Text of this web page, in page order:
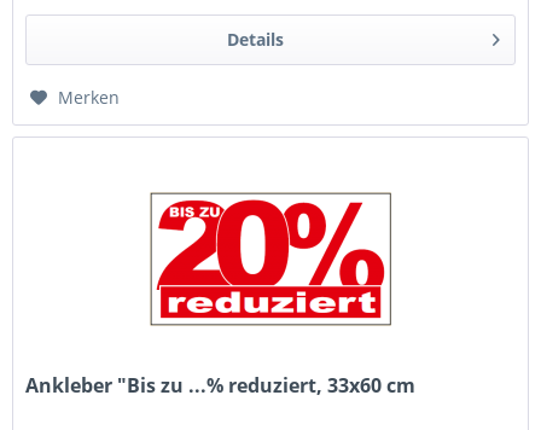
Details
Merken
Ankleber "Bis zu ...% reduziert, 33x60 cm